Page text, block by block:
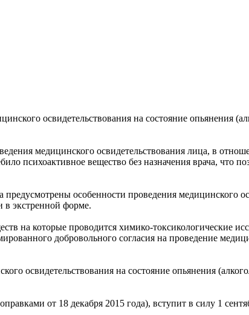
освидетельствования на состояние опьянения
медицинского освидетельствования лица, в
психоактивное вещество без назначения врача, что
особенности проведения медицинского
в экстренной форме.
на которые проводится химико-токсикологические
добровольного согласия на проведение
освидетельствования на состояние опьянения
от 18 декабря 2015 года), вступит в силу 1